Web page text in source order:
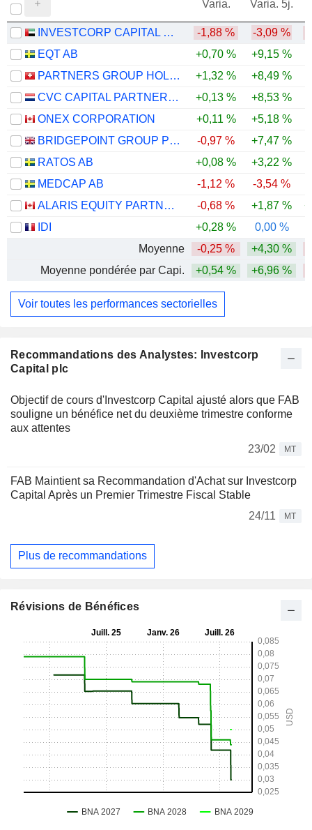
Recommandations des Analystes: Investcorp
Capital plc
Objectif de cours d'Investcorp Capital ajusté alors que FAB
souligne un bénéfice net du deuxième trimestre conforme
aux attentes
23/02
MT
FAB Maintient sa Recommandation d'Achat sur Investcorp
Capital Après un Premier Trimestre Fiscal Stable
24/11
MT
Plus de recommandations
Varia. Varia. 5j.
INVESTCORP CAPITAL PLC -1,88 % -3,09 %
EQT AB
+0,70 % +9,15 %
PARTNERS GROUP HOLDING AG
+1,32 % +8,49 %
CVC CAPITAL PARTNERS PLC
+0,13 % +8,53 %
ONEX CORPORATION
+0,11 % +5,18 %
BRIDGEPOINT GROUP PLC
-0,97 % +7,47 %
RATOS AB
+0,08 % +3,22 %
MEDCAP AB
-1,12 % -3,54 %
ALARIS EQUITY PARTNERS INCOME TRUST
-0,68 % +1,87 %
IDI
+0,28 % 0,00 %
Moyenne
-0,25 % +4,30 %
Moyenne pondérée par Capi.
+0,54 % +6,96 %
Voir toutes les performances sectorielles
Révisions de Bénéfices